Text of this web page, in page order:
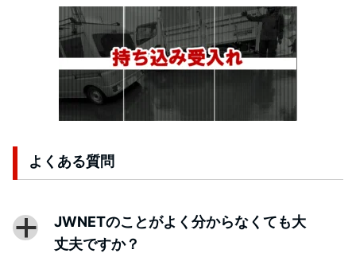
よくある質問
a
JWNETのことがよく分からなくても大
丈夫ですか？